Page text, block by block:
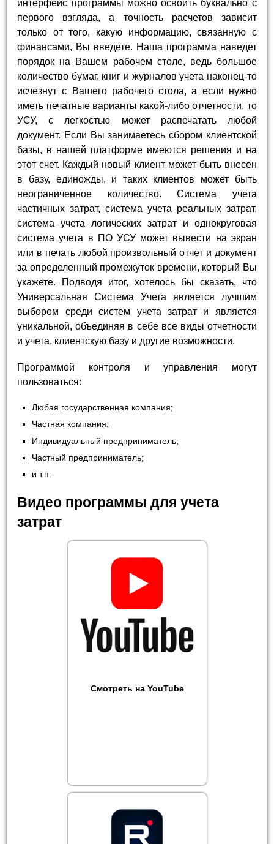
интерфейс программы можно освоить буквально с
первого взгляда, а точность расчетов зависит
только от того, какую информацию, связанную с
финансами, Вы введете. Наша программа наведет
порядок на Вашем рабочем столе, ведь большое
количество бумаг, книг и журналов учета наконец-то
исчезнут с Вашего рабочего стола, а если нужно
иметь печатные варианты какой-либо отчетности, то
УСУ, с легкостью может распечатать любой
документ. Если Вы занимаетесь сбором клиентской
базы, в нашей платформе имеются решения и на
этот счет. Каждый новый клиент может быть внесен
в базу, единожды, и таких клиентов может быть
неограниченное количество. Система учета
частичных затрат, система учета реальных затрат,
система учета логических затрат и однокруговая
система учета в ПО УСУ может вывести на экран
или в печать любой произвольный отчет и документ
за определенный промежуток времени, который Вы
укажете. Подводя итог, хотелось бы сказать, что
Универсальная Система Учета является лучшим
выбором среди систем учета затрат и является
уникальной, объединяя в себе все виды отчетности
и учета, клиентскую базу и другие возможности.
Программой контроля и управления могут
пользоваться:
Любая государственная компания;
Частная компания;
Индивидуальный предприниматель;
Частный предприниматель;
и т.п.
Видео программы для учета
затрат
Смотреть на YouTube